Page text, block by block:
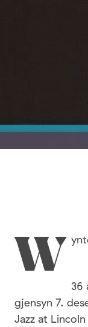
W
36
gjensyn 7.
Jazz at